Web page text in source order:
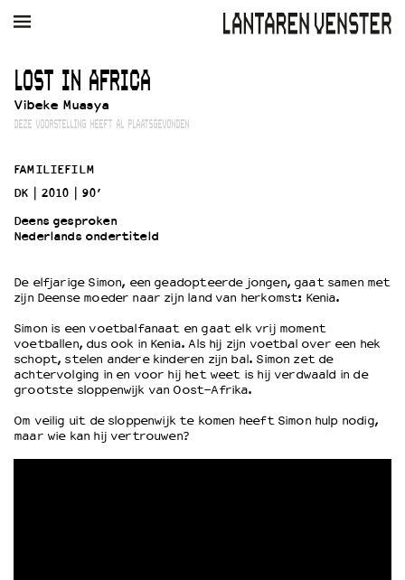
AGENDA FILM MUZIEK
Winkelmandje
Zoek
Openingstijden & contact
Bereikbaarheid
Kaartverkoop
EDUCATIE
Filmprogramma’s Primair Onderwijs
Filmprogramma’s VO/MBO
Speciale educatieprogramma’s
LOST IN AFRICA
Vibeke Muasya
DEZE VOORSTELLING HEEFT AL PLAATSGEVONDEN
FAMILIEFILM
DK
2010
90’
Deens gesproken
Nederlands ondertiteld
De elfjarige Simon, een geadopteerde jongen, gaat samen met
zijn Deense moeder naar zijn land van herkomst: Kenia.
Simon is een voetbalfanaat en gaat elk vrij moment
voetballen, dus ook in Kenia. Als hij zijn voetbal over een hek
schopt, stelen andere kinderen zijn bal. Simon zet de
achtervolging in en voor hij het weet is hij verdwaald in de
grootste sloppenwijk van Oost-Afrika.
Om veilig uit de sloppenwijk te komen heeft Simon hulp nodig,
maar wie kan hij vertrouwen?